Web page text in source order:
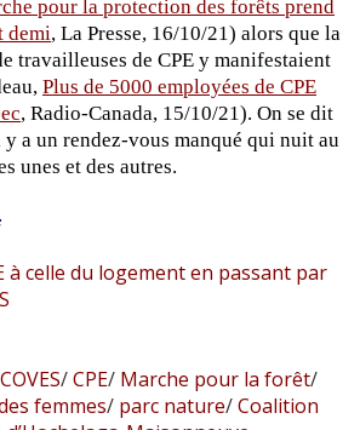
pour la protection des forêts prend
demi, La Presse, 16/10/21) alors que la
travailleuses de CPE y manifestaient
Plus de 5000 employées de CPE
, Radio-Canada, 15/10/21). On se dit
a un rendez-vous manqué qui nuit au
unes et des autres.
à celle du logement en passant par
COVES/CPE/ Marche pour la forêt/
femmes/ parc nature/Coalition